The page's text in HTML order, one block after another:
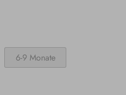
6-9 Monate